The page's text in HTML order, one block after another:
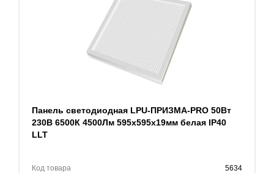
Панель светодиодная LPU-ПРИЗМА-PRO 50Вт
230В 6500К 4500Лм 595х595х19мм белая IP40
LLT
Код товара
5634